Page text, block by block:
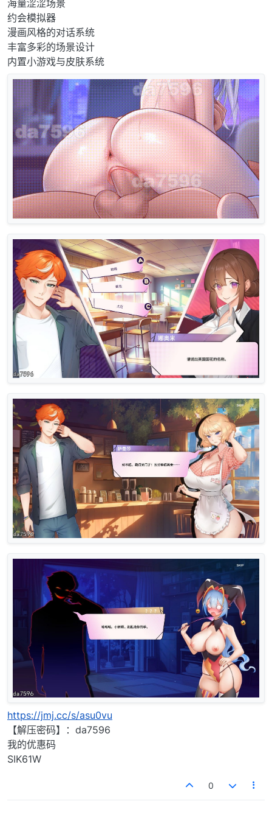
海量涩涩场景
约会模拟器
漫画风格的对话系统
丰富多彩的场景设计
内置小游戏与皮肤系统
https://jmj.cc/s/asu0vu
【解压密码】：da7596
我的优惠码
SIK61W
0